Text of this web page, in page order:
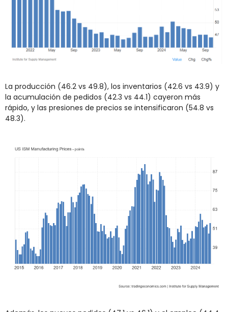
La producción (46.2 vs 49.8), los inventarios (42.6 vs 43.9) y
la acumulación de pedidos (42.3 vs 44.1) cayeron más
rápido, y las presiones de precios se intensificaron (54.8 vs
48.3).